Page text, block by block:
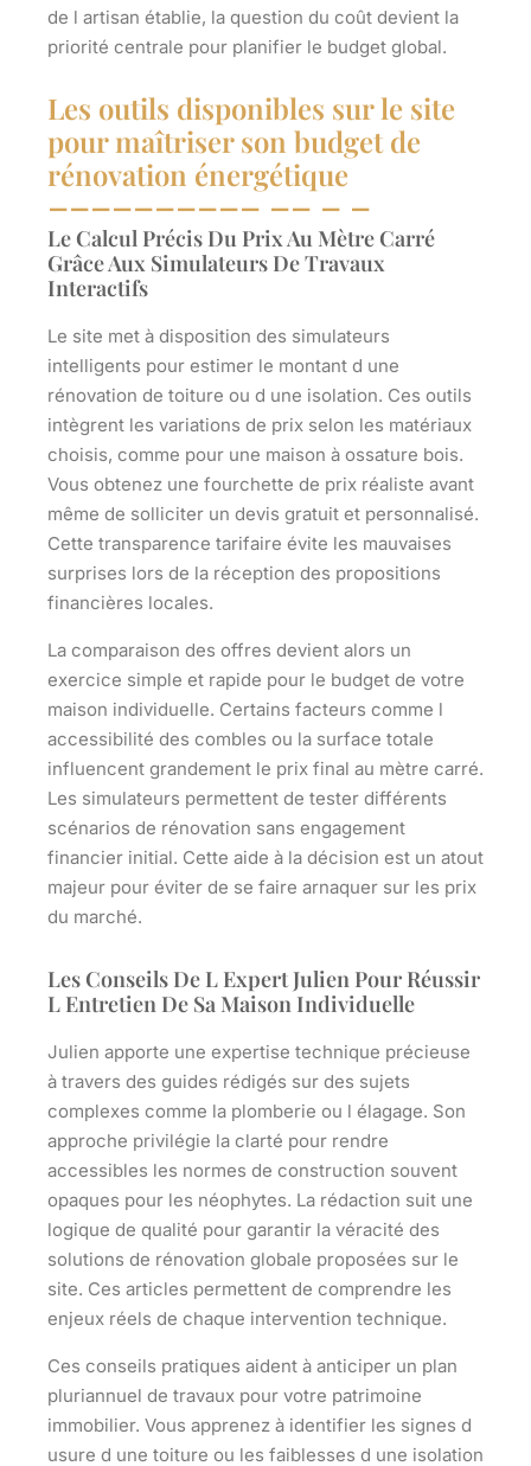
de l artisan établie, la question du coût devient la
priorité centrale pour planifier le budget global.
Les outils disponibles sur le site
pour maîtriser son budget de
rénovation énergétique
Le Calcul Précis Du Prix Au Mètre Carré
Grâce Aux Simulateurs De Travaux
Interactifs
Le site met à disposition des simulateurs
intelligents pour estimer le montant d une
rénovation de toiture ou d une isolation. Ces outils
intègrent les variations de prix selon les matériaux
choisis, comme pour une maison à ossature bois.
Vous obtenez une fourchette de prix réaliste avant
même de solliciter un devis gratuit et personnalisé.
Cette transparence tarifaire évite les mauvaises
surprises lors de la réception des propositions
financières locales.
La comparaison des offres devient alors un
exercice simple et rapide pour le budget de votre
maison individuelle. Certains facteurs comme l
accessibilité des combles ou la surface totale
influencent grandement le prix final au mètre carré.
Les simulateurs permettent de tester différents
scénarios de rénovation sans engagement
financier initial. Cette aide à la décision est un atout
majeur pour éviter de se faire arnaquer sur les prix
du marché.
Les Conseils De L Expert Julien Pour Réussir
L Entretien De Sa Maison Individuelle
Julien apporte une expertise technique précieuse
à travers des guides rédigés sur des sujets
complexes comme la plomberie ou l élagage. Son
approche privilégie la clarté pour rendre
accessibles les normes de construction souvent
opaques pour les néophytes. La rédaction suit une
logique de qualité pour garantir la véracité des
solutions de rénovation globale proposées sur le
site. Ces articles permettent de comprendre les
enjeux réels de chaque intervention technique.
Ces conseils pratiques aident à anticiper un plan
pluriannuel de travaux pour votre patrimoine
immobilier. Vous apprenez à identifier les signes d
usure d une toiture ou les faiblesses d une isolation